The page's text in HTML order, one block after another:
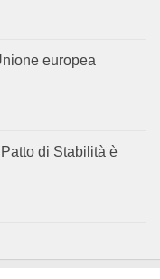
europea
di Stabilità è